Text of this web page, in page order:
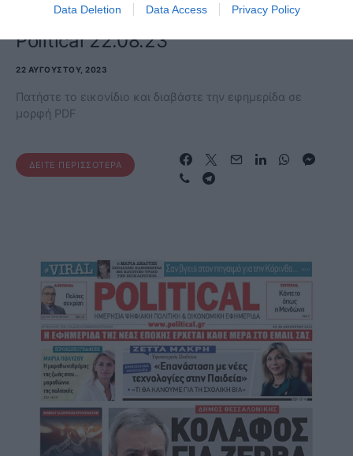
Data Deletion Data Access Privacy Policy
ΕΦΗΜΕΡΊΔΑ
Political 22.08.23
22 ΑΥΓΟΎΣΤΟΥ, 2023
Πατήστε το εικονίδιο και διαβάστε την εφημερίδα σε
μορφή PDF
ΔΕΊΤΕ ΠΕΡΙΣΣΌΤΕΡΑ